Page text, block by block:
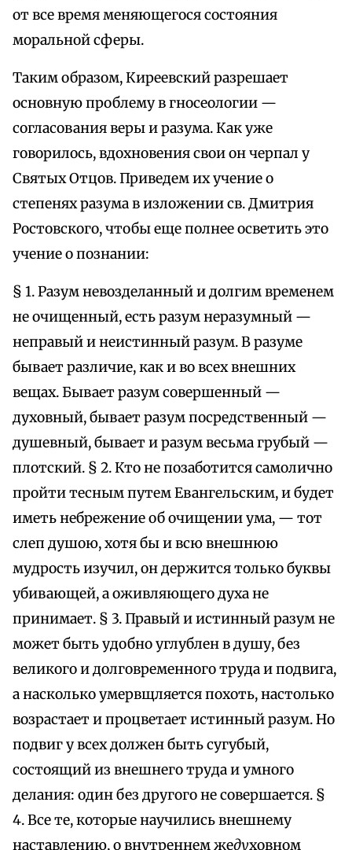
от все время меняющегося состояния
моральной сферы.
Таким образом, Киреевский разрешает
основную проблему в гносеологии —
согласования веры и разума. Как уже
говорилось, вдохновения свои он черпал у
Святых Отцов. Приведем их учение о
степенях разума в изложении св. Дмитрия
Ростовского, чтобы еще полнее осветить это
учение о познании:
§ 1. Разум невозделанный и долгим временем
не очищенный, есть разум неразумный —
неправый и неистинный разум. В разуме
бывает различие, как и во всех внешних
вещах. Бывает разум совершенный —
духовный, бывает разум посредственный —
душевный, бывает и разум весьма грубый —
плотский. § 2. Кто не позаботится самолично
пройти тесным путем Евангельским, и будет
иметь небрежение об очищении ума, — тот
слеп душою, хотя бы и всю внешнюю
мудрость изучил, он держится только буквы
убивающей, а оживляющего духа не
принимает. § 3. Правый и истинный разум не
может быть удобно углублен в душу, без
великого и долговременного труда и подвига,
а насколько умервщляется похоть, настолько
возрастает и процветает истинный разум. Но
подвиг у всех должен быть сугубый,
состоящий из внешнего труда и умного
делания: один без другого не совершается. §
4. Все те, которые научились внешнему
наставлению, о внутреннем жедуховном